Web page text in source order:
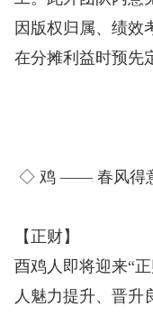
因版权归属、绩效
在分摊利益时预先
◇ 鸡 —— 春风得
【正财】
酉鸡人即将迎来“
人魅力提升、晋升